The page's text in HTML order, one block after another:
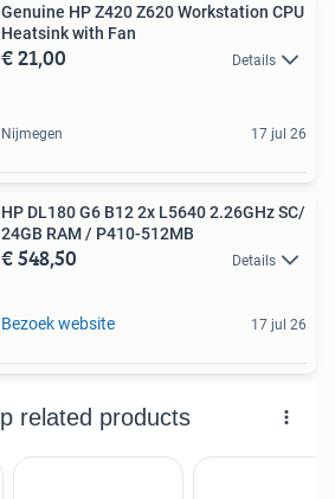
Genuine HP Z420 Z620 Workstation CPU
Heatsink with Fan
€ 21,00 Details
Nijmegen 17 jul 26
HP DL180 G6 B12 2x L5640 2.26GHz SC/
24GB RAM / P410-512MB
€ 548,50 Details
Bezoek website 17 jul 26